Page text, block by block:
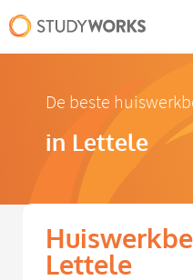
De beste
in Lettele
Lettele